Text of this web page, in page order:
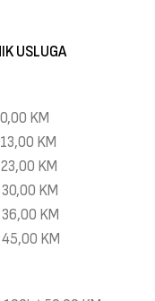
USLUGA
KM
KM
KM
KM
KM
KM